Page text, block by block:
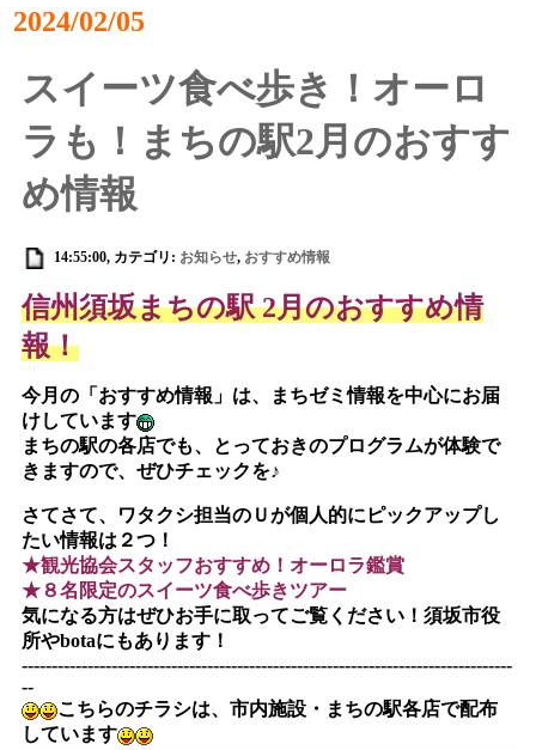
2024/02/05
スイーツ食べ歩き！オーロ
ラも！まちの駅2月のおすす
め情報
14:55:00, カテゴリ: お知らせ, おすすめ情報
信州須坂まちの駅 2月のおすすめ情
報！
今月の「おすすめ情報」は、まちゼミ情報を中心にお届
けしています
まちの駅の各店でも、とっておきのプログラムが体験で
きますので、ぜひチェックを♪
さてさて、ワタクシ担当のＵが個人的にピックアップし
たい情報は２つ！
★観光協会スタッフおすすめ！オーロラ鑑賞
★８名限定のスイーツ食べ歩きツアー
気になる方はぜひお手に取ってご覧ください！須坂市役
所やbotaにもあります！
----------------------------------------------------------------------------------
--
こちらのチラシは、市内施設・まちの駅各店で配布
しています